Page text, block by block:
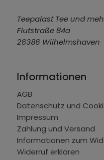
Teepalast Tee und
Flutstraße 84a
26386 Wilhelmshaven
Informationen
AGB
Datenschutz und
Impressum
Zahlung und Versand
Informationen zum
Widerruf erklären